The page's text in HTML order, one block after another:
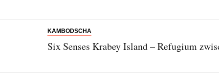
KAMBODSCHA
Six Senses Krabey Island – Refugium